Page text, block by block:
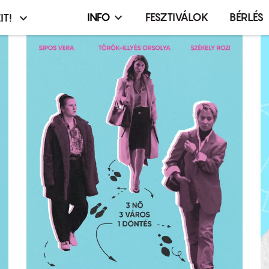
Infó,
esemény,
terembérlés
menü
INFO FESZTIVÁLOK BÉRLÉS